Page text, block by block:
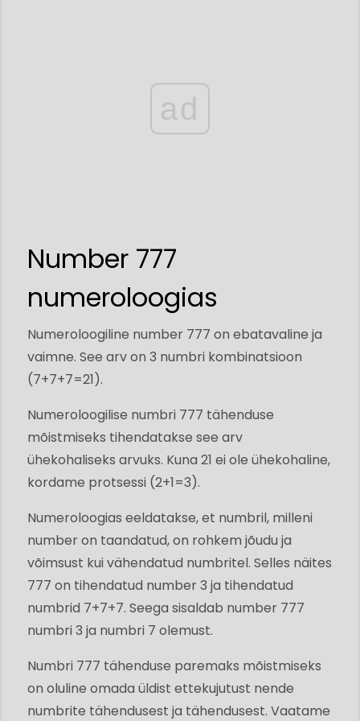
ad
Number 777
numeroloogias
Numeroloogiline number 777 on ebatavaline ja
vaimne. See arv on 3 numbri kombinatsioon
(7+7+7=21).
Numeroloogilise numbri 777 tähenduse
mõistmiseks tihendatakse see arv
ühekohaliseks arvuks. Kuna 21 ei ole ühekohaline,
kordame protsessi (2+1=3).
Numeroloogias eeldatakse, et numbril, milleni
number on taandatud, on rohkem jõudu ja
võimsust kui vähendatud numbritel. Selles näites
777 on tihendatud number 3 ja tihendatud
numbrid 7+7+7. Seega sisaldab number 777
numbri 3 ja numbri 7 olemust.
Numbri 777 tähenduse paremaks mõistmiseks
on oluline omada üldist ettekujutust nende
numbrite tähendusest ja tähendusest. Vaatame